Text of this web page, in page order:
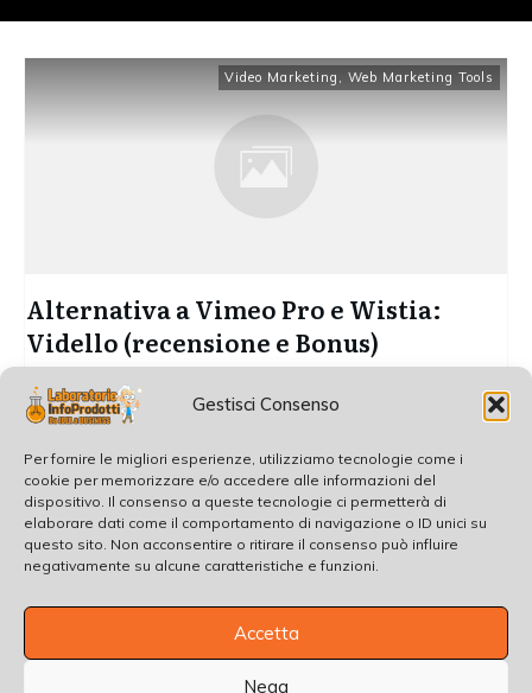
Gestisci Consenso
Per fornire le migliori esperienze, utilizziamo tecnologie come i
cookie per memorizzare e/o accedere alle informazioni del
dispositivo. Il consenso a queste tecnologie ci permetterà di
elaborare dati come il comportamento di navigazione o ID unici su
questo sito. Non acconsentire o ritirare il consenso può influire
negativamente su alcune caratteristiche e funzioni.
Accetta
Nega
Video Marketing , Web Marketing Tools
Alternativa a Vimeo Pro e Wistia:
Vidello (recensione e Bonus)
Esiste una alternativa a Vimeo Pro e Wistia (costosissimi)?
Da oggi si, è nato
Read More